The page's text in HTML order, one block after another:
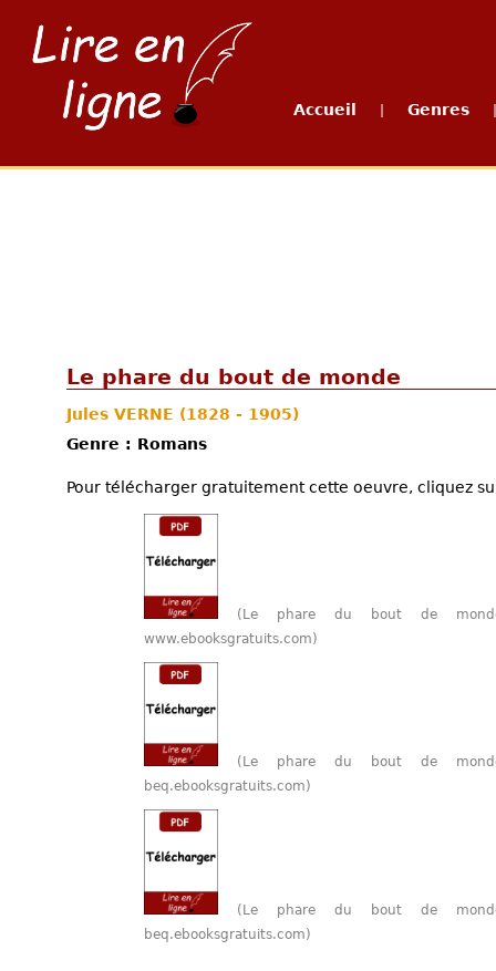
Accueil Genres
Le phare du bout de monde
Jules VERNE (1828 - 1905)
Genre : Romans
Pour télécharger gratuitement cette oeuvre, cliquez
(Le phare du bout de
www.ebooksgratuits.com)
(Le phare du bout de
beq.ebooksgratuits.com)
(Le phare du bout de
beq.ebooksgratuits.com)